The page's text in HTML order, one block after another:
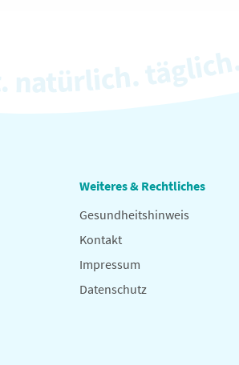
Weiteres & Rechtliches
Gesundheitshinweis
Kontakt
Impressum
Datenschutz